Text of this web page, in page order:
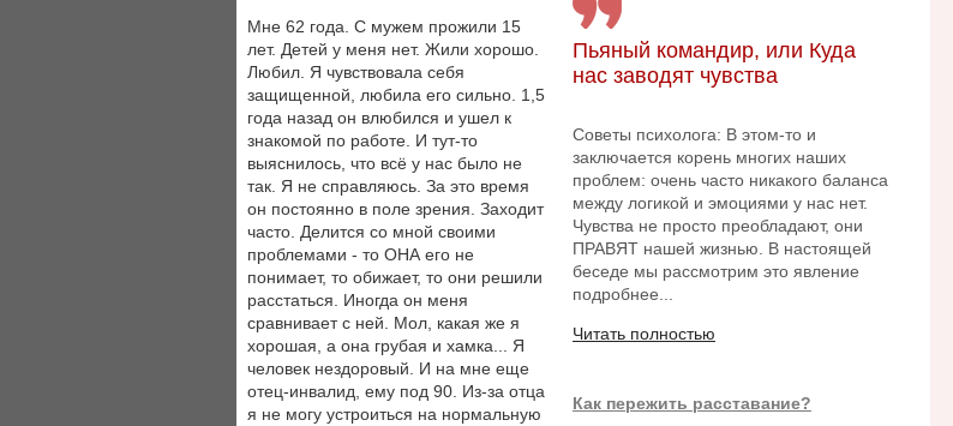
Пьяный командир, или Куда
нас заводят чувства
Советы психолога: В этом-то и
заключается корень многих наших
проблем: очень часто никакого баланса
между логикой и эмоциями у нас нет.
Чувства не просто преобладают, они
ПРАВЯТ нашей жизнью. В настоящей
беседе мы рассмотрим это явление
подробнее...
Читать полностью
Как пережить расставание?
Мне 62 года. С мужем прожили 15
лет. Детей у меня нет. Жили хорошо.
Любил. Я чувствовала себя
защищенной, любила его сильно. 1,5
года назад он влюбился и ушел к
знакомой по работе. И тут-то
выяснилось, что всё у нас было не
так. Я не справляюсь. За это время
он постоянно в поле зрения. Заходит
часто. Делится со мной своими
проблемами - то ОНА его не
понимает, то обижает, то они решили
расстаться. Иногда он меня
сравнивает с ней. Мол, какая же я
хорошая, а она грубая и хамка... Я
человек нездоровый. И на мне еще
отец-инвалид, ему под 90. Из-за отца
я не могу устроиться на нормальную